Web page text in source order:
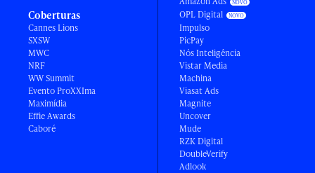
Coberturas
Cannes Lions
SXSW
MWC
NRF
WW Summit
Evento ProXXIma
Maximídia
Effie Awards
Caboré
OPL Digital
Impulso
PicPay
Nós Inteligência
Vistar Media
Machina
Viasat Ads
Magnite
Uncover
Mude
RZK Digital
DoubleVerify
Adlook